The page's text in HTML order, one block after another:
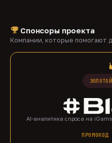
Спонсоры проекта
Компании, которые помогают
AI-аналитика спроса на
ПРОМОКОД